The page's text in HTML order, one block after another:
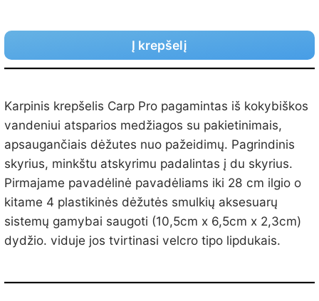
Į krepšelį
Karpinis krepšelis Carp Pro pagamintas iš kokybiškos
vandeniui atsparios medžiagos su pakietinimais,
apsaugančiais dėžutes nuo pažeidimų. Pagrindinis
skyrius, minkštu atskyrimu padalintas į du skyrius.
Pirmajame pavadėlinė pavadėliams iki 28 cm ilgio o
kitame 4 plastikinės dėžutės smulkių aksesuarų
sistemų gamybai saugoti (10,5cm х 6,5cm х 2,3cm)
dydžio. viduje jos tvirtinasi velcro tipo lipdukais.